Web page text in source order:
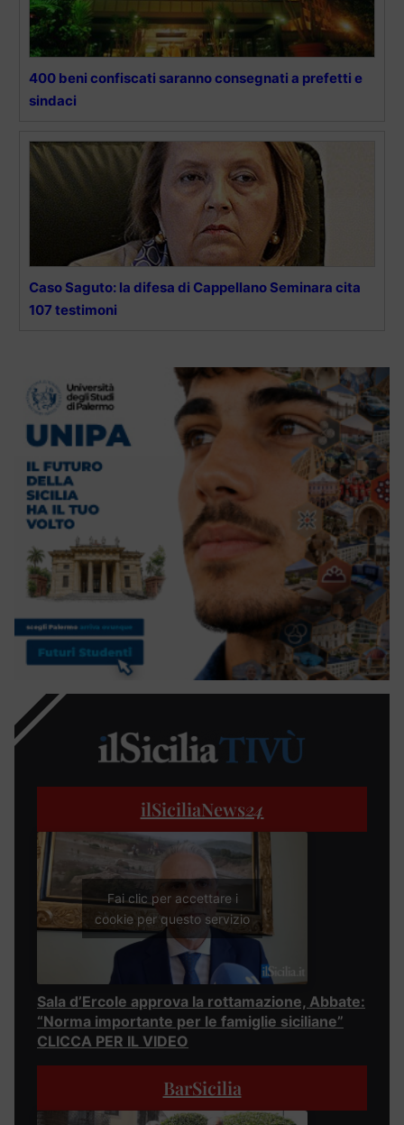
400 beni confiscati saranno consegnati a prefetti e
sindaci
Caso Saguto: la difesa di Cappellano Seminara cita
107 testimoni
ilSiciliaNews24
Fai clic per accettare i
cookie per questo servizio
Sala d’Ercole approva la rottamazione, Abbate:
“Norma importante per le famiglie siciliane”
CLICCA PER IL VIDEO
BarSicilia